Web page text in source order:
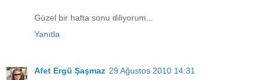
Güzel bir hafta sonu diliyorum...
Yanıtla
Afet Ergü Şaşmaz 29 Ağustos 2010 14:31